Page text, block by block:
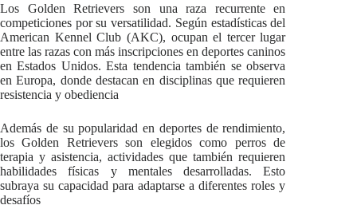
Los Golden Retrievers son una raza recurrente en
competiciones por su versatilidad. Según estadísticas del
American Kennel Club (AKC), ocupan el tercer lugar
entre las razas con más inscripciones en deportes caninos
en Estados Unidos. Esta tendencia también se observa
en Europa, donde destacan en disciplinas que requieren
resistencia y obediencia
Además de su popularidad en deportes de rendimiento,
los Golden Retrievers son elegidos como perros de
terapia y asistencia, actividades que también requieren
habilidades físicas y mentales desarrolladas. Esto
subraya su capacidad para adaptarse a diferentes roles y
desafíos